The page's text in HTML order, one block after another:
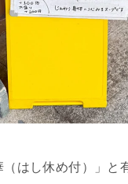
はし休め付）」と